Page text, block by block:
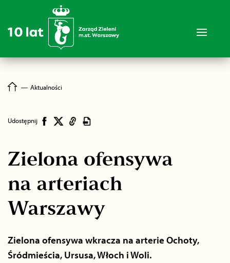
― Aktualności
Udostępnij
Zielona ofensywa
na arteriach
Warszawy
Zielona ofensywa wkracza na arterie Ochoty,
Śródmieścia, Ursusa, Włoch i Woli.